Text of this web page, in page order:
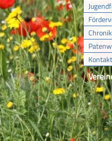
Chronik
Kontakt